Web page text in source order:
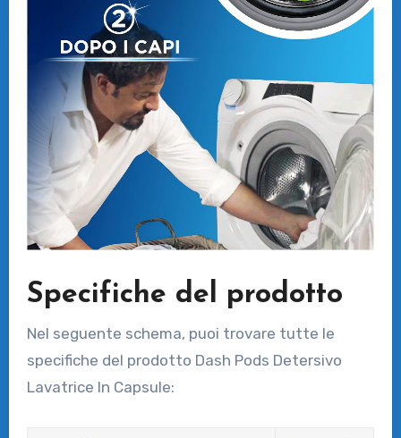
Specifiche del prodotto
Nel seguente schema, puoi trovare tutte le
specifiche del prodotto Dash Pods Detersivo
Lavatrice In Capsule: